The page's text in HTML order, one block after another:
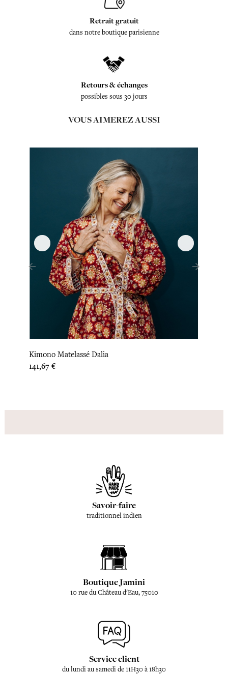
Retrait gratuit
dans notre boutique parisienne
Retours & échanges
possibles sous 30 jours
VOUS AIMEREZ AUSSI
Kimono Matelassé Dalia
Prix
141,67 €
Savoir-faire
traditionnel indien
Boutique Jamini
10 rue du Château d'Eau, 75010
Service client
du lundi au samedi de 11H30 à 18h30